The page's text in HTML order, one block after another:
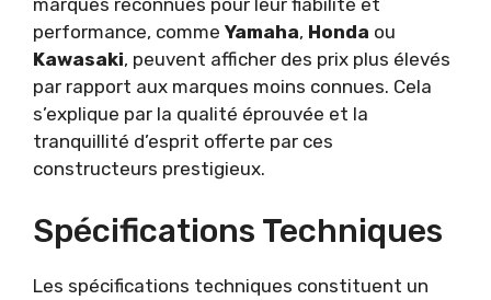
marques reconnues pour leur fiabilité et
performance, comme Yamaha, Honda ou
Kawasaki, peuvent afficher des prix plus élevés
par rapport aux marques moins connues. Cela
s’explique par la qualité éprouvée et la
tranquillité d’esprit offerte par ces
constructeurs prestigieux.
Spécifications Techniques
Les spécifications techniques constituent un